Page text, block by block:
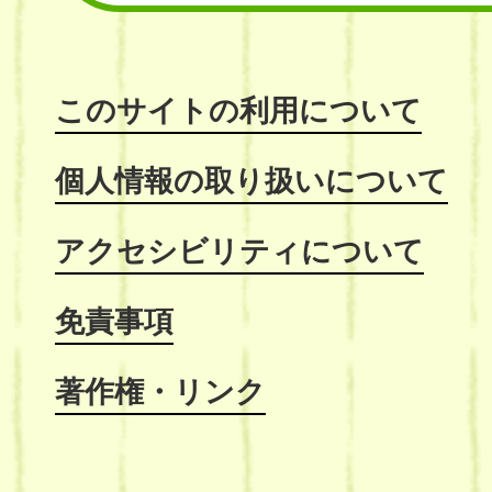
このサイトの利用について
個人情報の取り扱いについて
アクセシビリティについて
免責事項
著作権・リンク